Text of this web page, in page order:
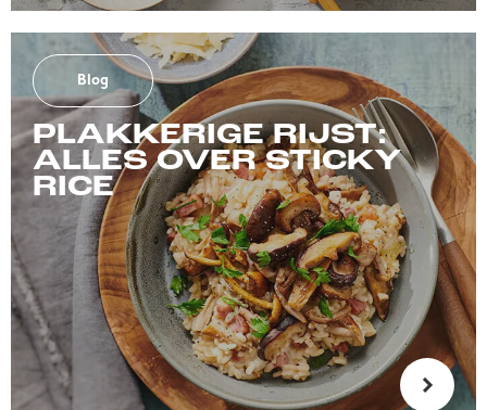
Blog
PLAKKERIGE RIJST:
ALLES OVER STICKY
RICE